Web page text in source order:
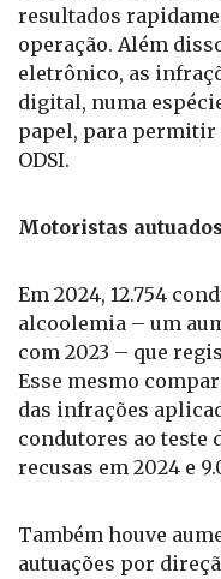
resultados
operação. Além
eletrônico, as
digital, numa
papel, para permitir
ODSI.
Motoristas autuados
Em 2024, 12.754
alcoolemia – um
com 2023 – que
Esse mesmo
das infrações
condutores ao teste
recusas em 2024 e
Também houve
autuações por